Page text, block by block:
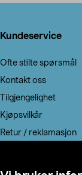
Kundeservice
Ofte stilte spørsmål
Kontakt oss
Tilgjengelighet
Kjøpsvilkår
Retur / reklamasjon